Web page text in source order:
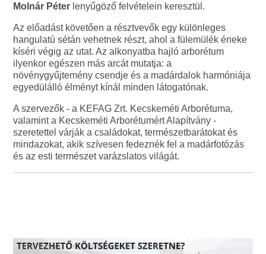
Molnár Péter lenyűgöző felvételein keresztül.
Az előadást követően a résztvevők egy különleges
hangulatú sétán vehetnek részt, ahol a fülemülék éneke
kíséri végig az utat. Az alkonyatba hajló arborétum
ilyenkor egészen más arcát mutatja: a
növénygyűjtemény csendje és a madárdalok harmóniája
egyedülálló élményt kínál minden látogatónak.
A szervezők - a KEFAG Zrt. Kecskeméti Arborétuma,
valamint a Kecskeméti Arborétumért Alapítvány -
szeretettel várják a családokat, természetbarátokat és
mindazokat, akik szívesen fedeznék fel a madárfotózás
és az esti természet varázslatos világát.